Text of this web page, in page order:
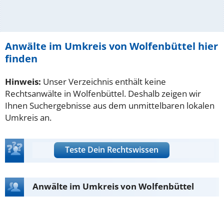
Anwälte im Umkreis von Wolfenbüttel hier
finden
Hinweis: Unser Verzeichnis enthält keine
Rechtsanwälte in Wolfenbüttel. Deshalb zeigen wir
Ihnen Suchergebnisse aus dem unmittelbaren lokalen
Umkreis an.
Teste Dein Rechtswissen
Anwälte im Umkreis von Wolfenbüttel